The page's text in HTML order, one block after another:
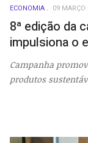
ECONOMIA 09 MARÇO
8ª edição da
impulsiona o
Campanha
produtos